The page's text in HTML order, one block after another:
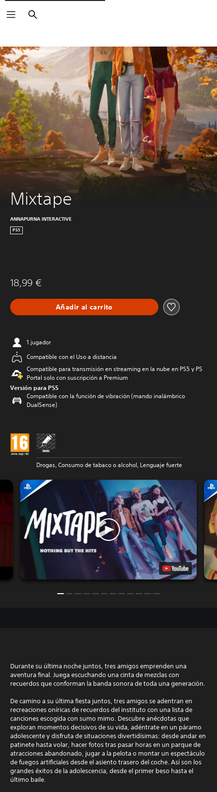
Buscar
Mixtape
ANNAPURNA INTERACTIVE
PS5
18,99 €
Añadir al carrito
1 jugador
Compatible con el Uso a distancia
Compatible para transmisión en streaming en la nube en PS5 y PS
Portal solo con suscripción a Premium
Versión para PS5
Compatible con la función de vibración (mando inalámbrico
DualSense)
Drogas, Consumo de tabaco o alcohol, Lenguaje fuerte
Durante su última noche juntos, tres amigos emprenden una
aventura final. Juega escuchando una cinta de mezclas con
recuerdos que conforman la banda sonora de toda una generación.
De camino a su última fiesta juntos, tres amigos se adentran en
recreaciones oníricas de recuerdos del instituto con una lista de
canciones escogida con sumo mimo. Descubre anécdotas que
exploran momentos decisivos de su vida, adéntrate en un páramo
adolescente y disfruta de situaciones divertidísimas: desde andar en
patinete hasta volar, hacer fotos tras pasar horas en un parque de
atracciones abandonado, jugar a la pelota o montar un espectáculo
de fuegos artificiales desde el asiento trasero del coche. Así son los
grandes éxitos de la adolescencia, desde el primer beso hasta el
último baile.